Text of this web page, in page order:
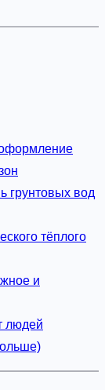
оформление
грунтовых вод
тёплого
и
людей